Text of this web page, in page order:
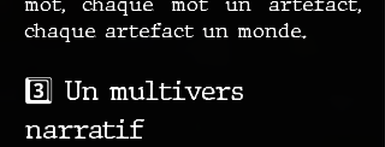
chaque artefact un monde.
3️⃣ Un multivers
narratif